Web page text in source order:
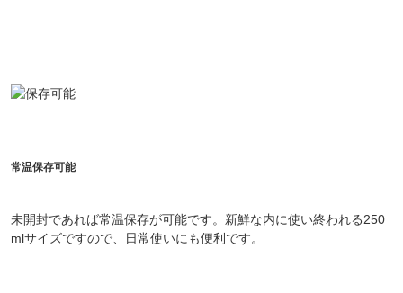
常温保存可能
未開封であれば常温保存が可能です。新鮮な内に使い終われる250
mlサイズですので、日常使いにも便利です。